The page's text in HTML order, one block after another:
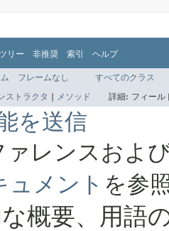
ツリー 非推奨 索引 ヘルプ
フレームなし
すべてのクラス
ストラクタ メソッド 詳細: フィー
を送信
ァレンスおよ
ュメント を参
概要、用語